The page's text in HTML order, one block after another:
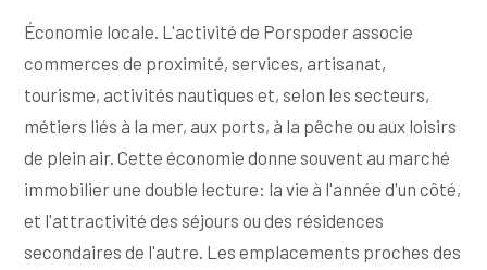
Économie locale. L'activité de Porspoder associe
commerces de proximité, services, artisanat,
tourisme, activités nautiques et, selon les secteurs,
métiers liés à la mer, aux ports, à la pêche ou aux loisirs
de plein air. Cette économie donne souvent au marché
immobilier une double lecture: la vie à l'année d'un côté,
et l'attractivité des séjours ou des résidences
secondaires de l'autre. Les emplacements proches des